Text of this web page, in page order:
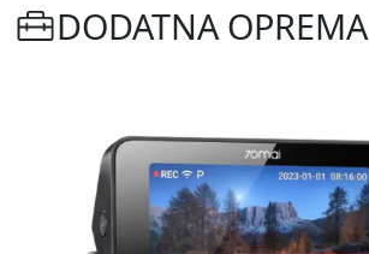
DODATNA OPREMA